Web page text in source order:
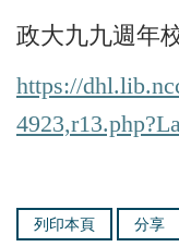
政大九九週年
https://
列印本頁 分享